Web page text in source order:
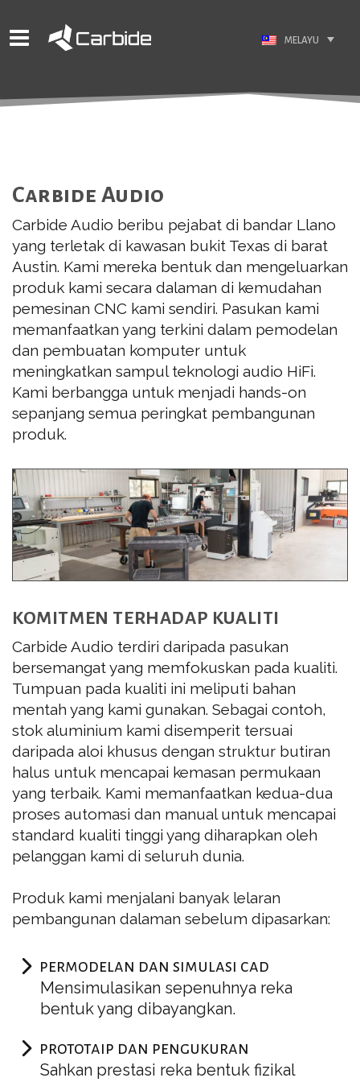
MELAYU
Carbide Audio
Carbide Audio beribu pejabat di bandar Llano
yang terletak di kawasan bukit Texas di barat
Austin. Kami mereka bentuk dan mengeluarkan
produk kami secara dalaman di kemudahan
pemesinan CNC kami sendiri. Pasukan kami
memanfaatkan yang terkini dalam pemodelan
dan pembuatan komputer untuk
meningkatkan sampul teknologi audio HiFi.
Kami berbangga untuk menjadi hands-on
sepanjang semua peringkat pembangunan
produk.
KOMITMEN TERHADAP KUALITI
Carbide Audio terdiri daripada pasukan
bersemangat yang memfokuskan pada kualiti.
Tumpuan pada kualiti ini meliputi bahan
mentah yang kami gunakan. Sebagai contoh,
stok aluminium kami disemperit tersuai
daripada aloi khusus dengan struktur butiran
halus untuk mencapai kemasan permukaan
yang terbaik. Kami memanfaatkan kedua-dua
proses automasi dan manual untuk mencapai
standard kualiti tinggi yang diharapkan oleh
pelanggan kami di seluruh dunia.
Produk kami menjalani banyak lelaran
pembangunan dalaman sebelum dipasarkan:
permodelan dan simulasi cad
Mensimulasikan sepenuhnya reka
bentuk yang dibayangkan.
prototaip dan pengukuran
Sahkan prestasi reka bentuk fizikal